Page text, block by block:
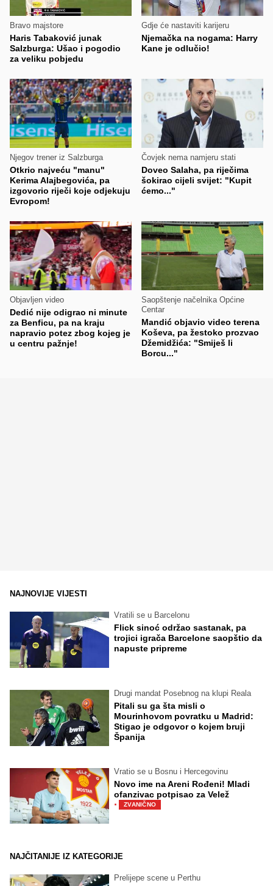
Bravo majstore
Haris Tabaković junak
Salzburga: Ušao i pogodio
za veliku pobjedu
Gdje će nastaviti karijeru
Njemačka na nogama: Harry
Kane je odlučio!
Njegov trener iz Salzburga
Otkrio najveću "manu"
Kerima Alajbegovića, pa
izgovorio riječi koje odjekuju
Evropom!
Čovjek nema namjeru stati
Doveo Salaha, pa riječima
šokirao cijeli svijet: "Kupit
ćemo..."
Objavljen video
Dedić nije odigrao ni minute
za Benficu, pa na kraju
napravio potez zbog kojeg je
u centru pažnje!
Saopštenje načelnika Općine
Centar
Mandić objavio video terena
Koševa, pa žestoko prozvao
Džemidžića: "Smiješ li
Borcu..."
NAJNOVIJE VIJESTI
Vratili se u Barcelonu
Flick sinoć održao sastanak, pa
trojici igrača Barcelone saopštio da
napuste pripreme
Drugi mandat Posebnog na klupi Reala
Pitali su ga šta misli o
Mourinhovom povratku u Madrid:
Stigao je odgovor o kojem bruji
Španija
Vratio se u Bosnu i Hercegovinu
Novo ime na Areni Rođeni! Mladi
ofanzivac potpisao za Velež
· ZVANIČNO
NAJČITANIJE IZ KATEGORIJE
Prelijepe scene u Perthu